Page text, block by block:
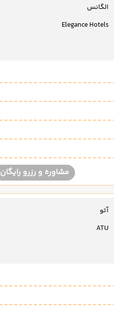
الگانس
Elegance Hotels
مشاوره و رزرو رایگان
آتو
ATU